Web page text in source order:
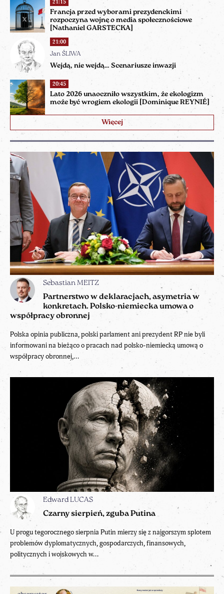
21:15
Francja przed wyborami prezydenckimi
rozpoczyna wojnę o media społecznościowe
[Nathaniel GARSTECKA]
21:00
Jan ŚLIWA
Wejdą, nie wejdą… Scenariusze inwazji
20:45
Lato 2026 unaoczniło wszystkim, że ekologizm
może być wrogiem ekologii [Dominique REYNIÉ]
Więcej
Sebastian MEITZ
Partnerstwo w deklaracjach, asymetria w
konkretach. Polsko-niemiecka umowa o
współpracy obronnej
Polska opinia publiczna, polski parlament ani prezydent RP nie byli
informowani na bieżąco o pracach nad polsko-niemiecką umową o
współpracy obronnej,...
Edward LUCAS
Czarny sierpień, zguba Putina
U progu tegorocznego sierpnia Putin mierzy się z najgorszym splotem
problemów dyplomatycznych, gospodarczych, finansowych,
politycznych i wojskowych w...